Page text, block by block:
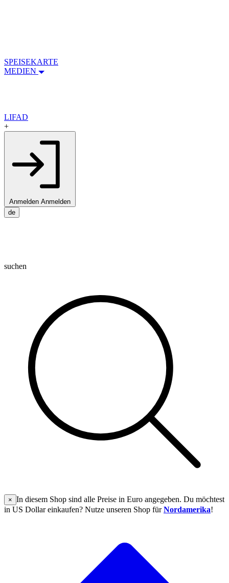
SPEISEKARTE
MEDIEN
LIFAD
+
Anmelden Anmelden
de
suchen
× In diesem Shop sind alle Preise in Euro angegeben. Du möchtest
in US Dollar einkaufen? Nutze unseren Shop fürNordamerika!